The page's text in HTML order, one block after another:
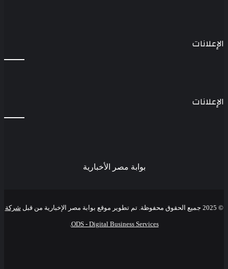
الإعلانات
الإعلانات
بوابة مصر الأخبارية
© 2025 جميع الحقوق محفوظة. تم تطوير موقع بوابة مصر الإخبارية من قبل شركة
ODS - Digital Business Services
.